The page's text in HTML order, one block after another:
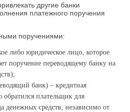
другие банки
платежного поручения
поручениями:
либо юридическое лицо, которое
поручение переводящему банку на
банк) – кредитная
обратился плательщик для
денежных средств, независимо от